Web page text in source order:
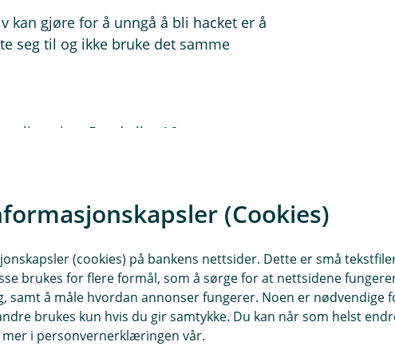
kan gjøre for å unngå å bli hacket er å
seg til og ikke bruke det samme
minst 5 ord eller 16 tegn.
store/små bokstaver og
mellomrom).
til slutt. Da blir passordet enda litt
med deg eller tjenesten det
på familiemedlemmer, kjæledyr, osv.
et passord for hver eneste nettside;
og et eget for sosiale medier. Skulle
hvilket passord du må bytte.
(Cookies)
(cookies) på bankens nettsider. Dette er små
brukes for flere formål, som å sørge for at nettsidene
samt å måle hvordan annonser fungerer. Noen er nødvendige
brukes kun hvis du gir samtykke. Du kan når som helst
i personvernerklæringen vår.